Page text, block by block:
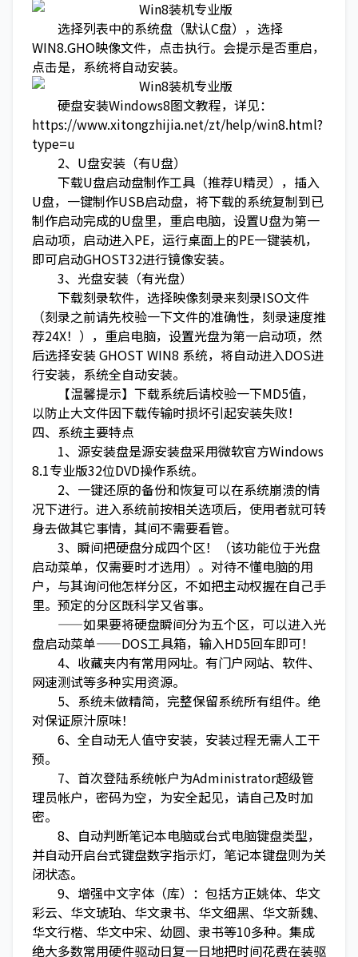
选择列表中的系统盘（默认C盘），选择
WIN8.GHO映像文件，点击执行。会提示是否重启，
点击是，系统将自动安装。
硬盘安装Windows8图文教程，详见：
https://www.xitongzhijia.net/zt/help/win8.html?
type=u
2、U盘安装（有U盘）
下载U盘启动盘制作工具（推荐U精灵），插入
U盘，一键制作USB启动盘，将下载的系统复制到已
制作启动完成的U盘里，重启电脑，设置U盘为第一
启动项，启动进入PE，运行桌面上的PE一键装机，
即可启动GHOST32进行镜像安装。
3、光盘安装（有光盘）
下载刻录软件，选择映像刻录来刻录ISO文件
（刻录之前请先校验一下文件的准确性，刻录速度推
荐24X！），重启电脑，设置光盘为第一启动项，然
后选择安装 GHOST WIN8 系统，将自动进入DOS进
行安装，系统全自动安装。
【温馨提示】下载系统后请校验一下MD5值，
以防止大文件因下载传输时损坏引起安装失败！
四、系统主要特点
1、源安装盘是源安装盘采用微软官方Windows
8.1专业版32位DVD操作系统。
2、一键还原的备份和恢复可以在系统崩溃的情
况下进行。进入系统前按相关选项后，使用者就可转
身去做其它事情，其间不需要看管。
3、瞬间把硬盘分成四个区！（该功能位于光盘
启动菜单，仅需要时才选用）。对待不懂电脑的用
户，与其询问他怎样分区，不如把主动权握在自己手
里。预定的分区既科学又省事。
——如果要将硬盘瞬间分为五个区，可以进入光
盘启动菜单——DOS工具箱，输入HD5回车即可！
4、收藏夹内有常用网址。有门户网站、软件、
网速测试等多种实用资源。
5、系统未做精简，完整保留系统所有组件。绝
对保证原汁原味！
6、全自动无人值守安装，安装过程无需人工干
预。
7、首次登陆系统帐户为Administrator超级管
理员帐户，密码为空，为安全起见，请自己及时加
密。
8、自动判断笔记本电脑或台式电脑键盘类型，
并自动开启台式键盘数字指示灯，笔记本键盘则为关
闭状态。
9、增强中文字体（库）：包括方正姚体、华文
彩云、华文琥珀、华文隶书、华文细黑、华文新魏、
华文行楷、华文中宋、幼圆、隶书等10多种。集成
绝大多数常用硬件驱动日复一日地把时间花费在装驱